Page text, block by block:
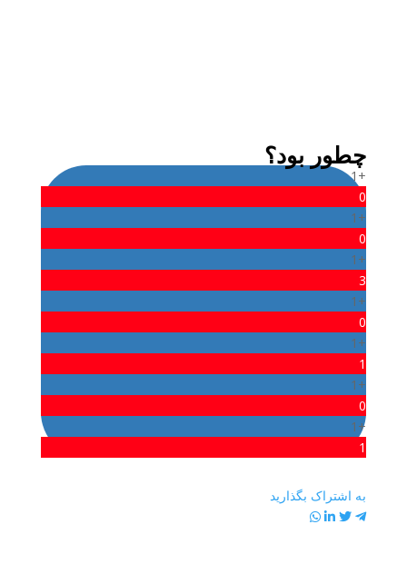
چطور بود؟
+1
0
+1
0
+1
3
+1
0
+1
1
+1
0
+1
1
به اشتراک بگذارید